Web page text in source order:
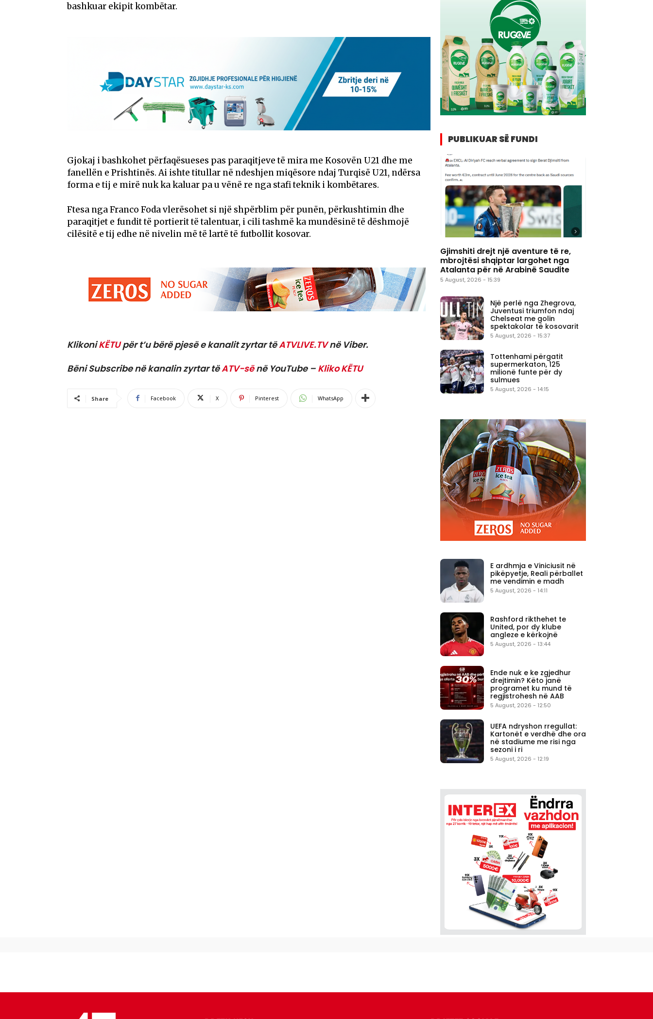
bashkuar ekipit kombëtar.
Gjokaj i bashkohet përfaqësueses pas paraqitjeve të mira me Kosovën U21 dhe me
fanellën e Prishtinës. Ai ishte titullar në ndeshjen miqësore ndaj Turqisë U21, ndërsa
forma e tij e mirë nuk ka kaluar pa u vënë re nga stafi teknik i kombëtares.
Ftesa nga Franco Foda vlerësohet si një shpërblim për punën, përkushtimin dhe
paraqitjet e fundit të portierit të talentuar, i cili tashmë ka mundësinë të dëshmojë
cilësitë e tij edhe në nivelin më të lartë të futbollit kosovar.
KlikoniKËTUpër t’u bërë pjesë e kanalit zyrtar tëATVLIVE.TVnë Viber.
Bëni Subscribe në kanalin zyrtar tëATV-sënë YouTube – Kliko KËTU
Share Facebook X Pinterest WhatsApp
PUBLIKUAR SË FUNDI
Gjimshiti drejt një aventure të re,
mbrojtësi shqiptar largohet nga
Atalanta për në Arabinë Saudite
5 August, 2026 - 15:39
Një perlë nga Zhegrova,
Juventusi triumfon ndaj
Chelseat me golin
spektakolar të kosovarit
5 August, 2026 - 15:37
Tottenhami përgatit
supermerkaton, 125
milionë funte për dy
sulmues
5 August, 2026 - 14:15
E ardhmja e Viniciusit në
pikëpyetje, Reali përballet
me vendimin e madh
5 August, 2026 - 14:11
Rashford rikthehet te
United, por dy klube
angleze e kërkojnë
5 August, 2026 - 13:44
Ende nuk e ke zgjedhur
drejtimin? Këto janë
programet ku mund të
regjistrohesh në AAB
5 August, 2026 - 12:50
UEFA ndryshon rregullat:
Kartonët e verdhë dhe ora
në stadiume me risi nga
sezoni i ri
5 August, 2026 - 12:19